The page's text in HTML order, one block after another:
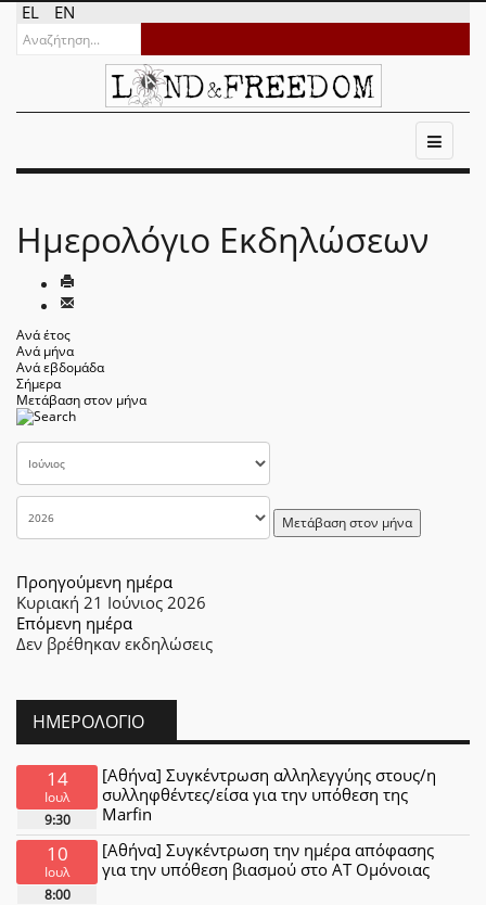
EL EN
Ημερολόγιο Εκδηλώσεων
Ανά έτος
Ανά μήνα
Ανά εβδομάδα
Σήμερα
Μετάβαση στον μήνα
Μετάβαση στον μήνα
Προηγούμενη ημέρα
Κυριακή 21 Ιούνιος 2026
Επόμενη ημέρα
Δεν βρέθηκαν εκδηλώσεις
ΗΜΕΡΟΛΌΓΙΟ
14
Ιουλ
9:30
[Αθήνα] Συγκέντρωση αλληλεγγύης στους/η
συλληφθέντες/είσα για την υπόθεση της
Marfin
10
Ιουλ
8:00
[Αθήνα] Συγκέντρωση την ημέρα απόφασης
για την υπόθεση βιασμού στο ΑΤ Ομόνοιας